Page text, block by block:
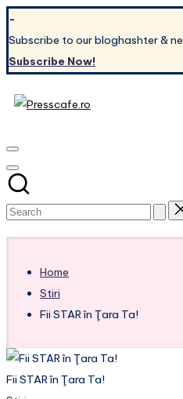
Skip
to
content
-
Subscribe to our bloghashter &
Subscribe Now!
experientelor
urbane
Home
Stiri
Fii STAR în Ţara Ta!
Fii STAR în Ţara Ta!